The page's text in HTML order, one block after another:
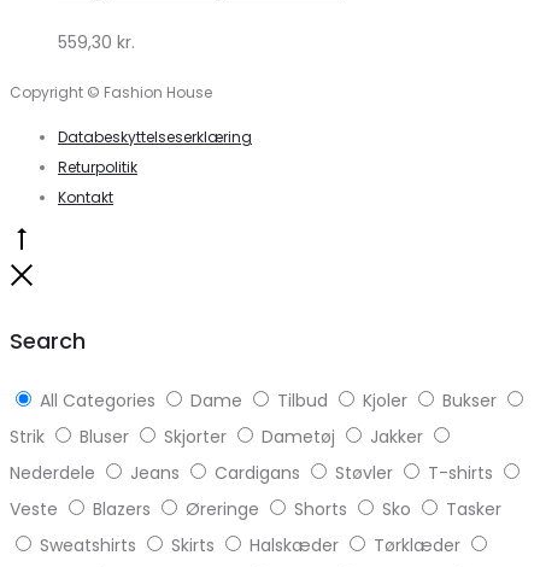
by
Lykke
559,30 kr.
Copyright © Fashion House
Databeskyttelseserklæring
Returpolitik
Kontakt
Search
All Categories Dame Tilbud Kjoler
Bukser
Strik
Bluser Skjorter Dametøj
Jakker
Nederdele
Jeans Cardigans Støvler
T-shirts
Veste
Blazers Øreringe Shorts Sko
Tasker
Sweatshirts
Skirts Halskæder
Tørklæder